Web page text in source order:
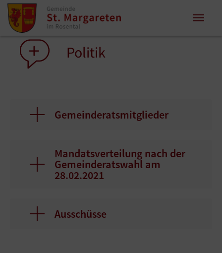
Zum Inhalt springen
Zum Seitenende springen
Sie sind hier: Politik
Gemeinderatsmitglieder
Mandatsverteilung nach der
Gemeinderatswahl am
28.02.2021
Ausschüsse